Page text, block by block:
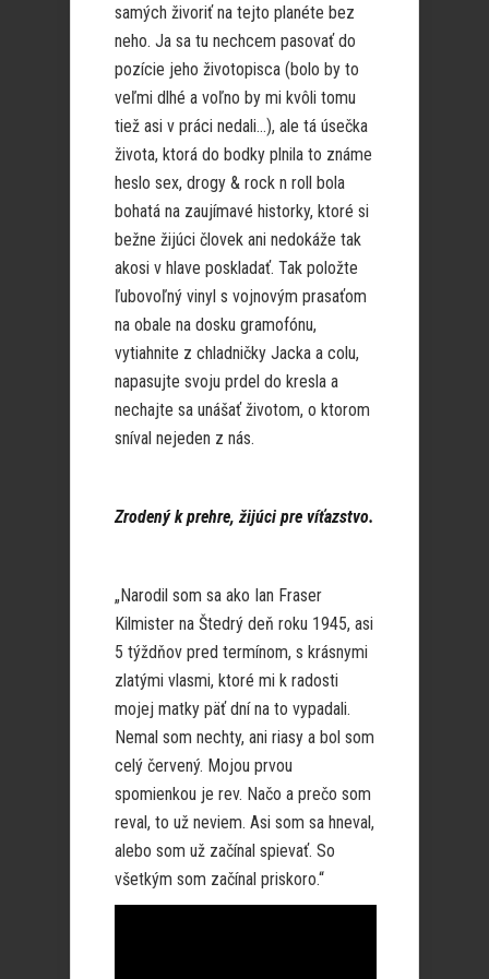
samých živoriť na tejto planéte bez
neho. Ja sa tu nechcem pasovať do
pozície jeho životopisca (bolo by to
veľmi dlhé a voľno by mi kvôli tomu
tiež asi v práci nedali…), ale tá úsečka
života, ktorá do bodky plnila to známe
heslo sex, drogy & rock n roll bola
bohatá na zaujímavé historky, ktoré si
bežne žijúci človek ani nedokáže tak
akosi v hlave poskladať. Tak položte
ľubovoľný vinyl s vojnovým prasaťom
na obale na dosku gramofónu,
vytiahnite z chladničky Jacka a colu,
napasujte svoju prdel do kresla a
nechajte sa unášať životom, o ktorom
sníval nejeden z nás.
Zrodený k prehre, žijúci pre víťazstvo.
„Narodil som sa ako Ian Fraser
Kilmister na Štedrý deň roku 1945, asi
5 týždňov pred termínom, s krásnymi
zlatými vlasmi, ktoré mi k radosti
mojej matky päť dní na to vypadali.
Nemal som nechty, ani riasy a bol som
celý červený. Mojou prvou
spomienkou je rev. Načo a prečo som
reval, to už neviem. Asi som sa hneval,
alebo som už začínal spievať. So
všetkým som začínal priskoro.“